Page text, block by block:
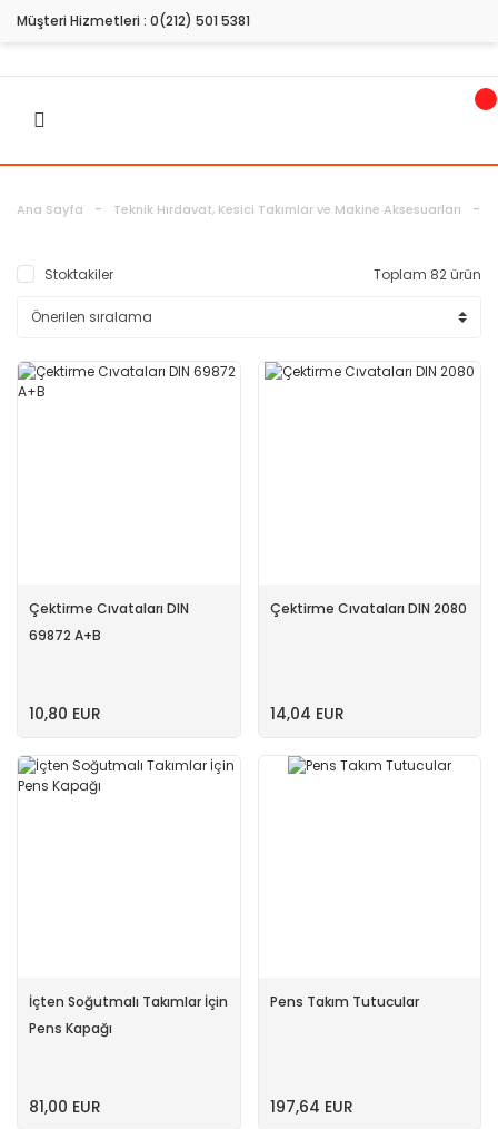
Müşteri Hizmetleri : 0(212) 501 5381
Ana Sayfa Teknik Hırdavat, Kesici Takımlar ve Makine Aksesuarları
Stoktakiler Toplam 82 ürün
Çektirme Cıvataları DIN
69872 A+B
10,80 EUR
Çektirme Cıvataları DIN 2080
14,04 EUR
İçten Soğutmalı Takımlar İçin
Pens Kapağı
81,00 EUR
Pens Takım Tutucular
197,64 EUR